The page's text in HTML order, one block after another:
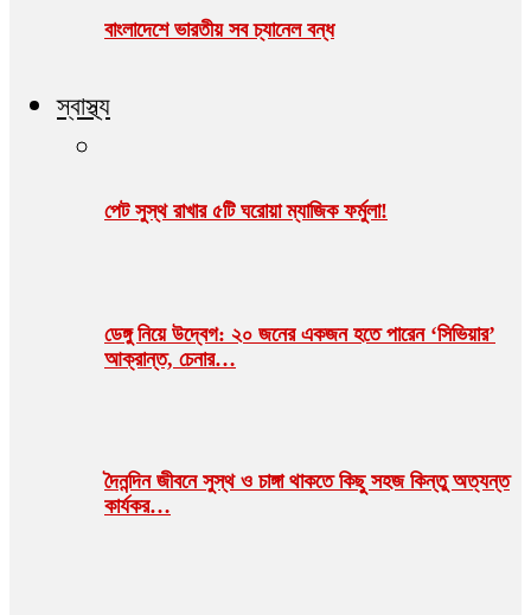
বাংলাদেশে ভারতীয় সব চ্যানেল বন্ধ
স্বাস্থ্য
পেট সুস্থ রাখার ৫টি ঘরোয়া ম্যাজিক ফর্মুলা!
ডেঙ্গু নিয়ে উদ্বেগ: ২০ জনের একজন হতে পারেন ‘সিভিয়ার’
আক্রান্ত, চেনার…
দৈনন্দিন জীবনে সুস্থ ও চাঙ্গা থাকতে কিছু সহজ কিন্তু অত্যন্ত
কার্যকর…